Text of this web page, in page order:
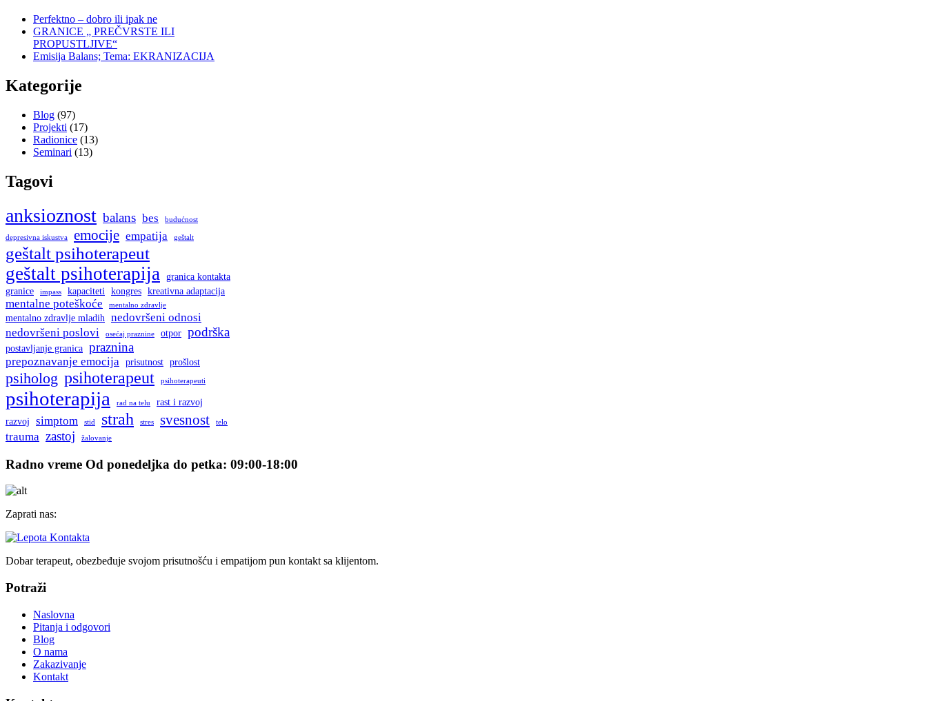
Perfektno – dobro ili ipak ne
GRANICE „ PREČVRSTE ILI
PROPUSTLJIVE“
Emisija Balans; Tema: EKRANIZACIJA
Kategorije
Blog (97)
Projekti (17)
Radionice (13)
Seminari (13)
Tagovi
anksioznost balans bes budućnost
depresivna iskustva emocije empatija geštalt
geštalt psihoterapeut
geštalt psihoterapija
granica kontakta
granice
impass kapaciteti kongres kreativna adaptacija
mentalne poteškoće mentalno zdravlje
mentalno zdravlje mladih
nedovršeni odnosi
nedovršeni poslovi
osećaj praznine otpor podrška
postavljanje granica praznina
prepoznavanje emocija prisutnost prošlost
psiholog psihoterapeut psihoterapeuti
psihoterapija rad na telu
rast i razvoj
razvoj
simptom stid strah stres svesnost telo
trauma zastoj žalovanje
Radno vreme Od ponedeljka do petka: 09:00-18:00
Zaprati nas:
Dobar terapeut, obezbeđuje svojom prisutnošću i empatijom pun kontakt sa klijentom.
Potraži
Naslovna
Pitanja i odgovori
Blog
O nama
Zakazivanje
Kontakt